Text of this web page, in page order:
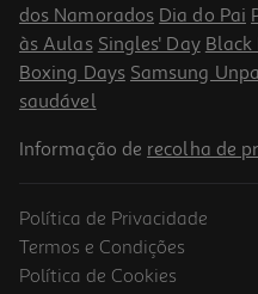
-25%
dos Namorados Dia do Pai
às Aulas Singles' Day Black
Boxing Days Samsung
saudável
Informação de recolha de
Política de Privacidade
Termos e Condições
Política de Cookies